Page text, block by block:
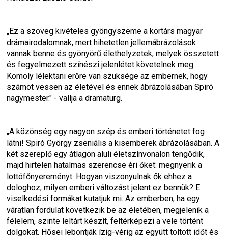
„Ez a szöveg kivételes gyöngyszeme a kortárs magyar
drámairodalomnak, mert hihetetlen jellemábrázolások
vannak benne és gyönyörű élethelyzetek, melyek összetett
és fegyelmezett színészi jelenlétet követelnek meg.
Komoly lélektani erőre van szüksége az embernek, hogy
számot vessen az életével és ennek ábrázolásában Spiró
nagymester." - vallja a dramaturg.
„A közönség egy nagyon szép és emberi történetet fog
látni! Spiró György zseniális a kisemberek ábrázolásában. A
két szereplő egy átlagon aluli életszínvonalon tengődik,
majd hirtelen hatalmas szerencse éri őket: megnyerik a
lottófőnyereményt. Hogyan viszonyulnak ők ehhez a
dologhoz, milyen emberi változást jelent ez bennük? E
viselkedési formákat kutatjuk mi. Az emberben, ha egy
váratlan fordulat következik be az életében, megjelenik a
félelem, szinte leltárt készít, feltérképezi a vele történt
dolgokat. Hősei lebontják ízig-vérig az együtt töltött időt és